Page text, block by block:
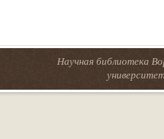
Научная библиотека